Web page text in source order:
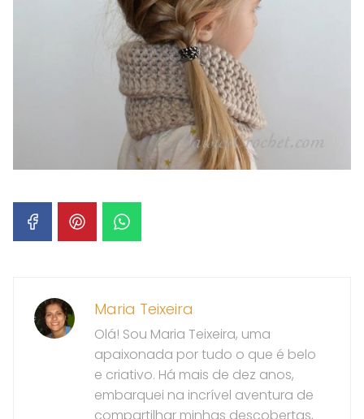
Maria Teixeira
Olá! Sou Maria Teixeira, uma
apaixonada por tudo o que é belo
e criativo. Há mais de dez anos,
embarquei na incrível aventura de
compartilhar minhas descobertas,